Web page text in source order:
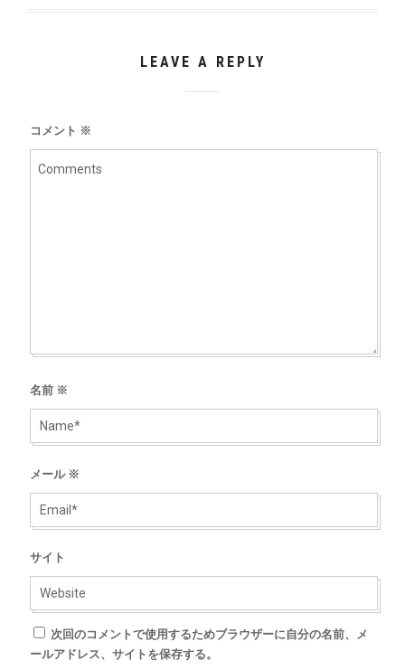
LEAVE A REPLY
コメント ※
名前 ※
メール ※
サイト
次回のコメントで使用するためブラウザーに自分の名前、メ
ールアドレス、サイトを保存する。